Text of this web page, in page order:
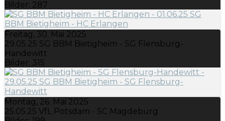
Bilder: 287
Freitag, 30. Mai 2025
29.05.25 SG BBM Bietigheim - SG Flensburg-
Handewitt
Bilder: 315
Montag, 26. Mai 2025
25.05.25 VfL Potsdam - SC Magdeburg